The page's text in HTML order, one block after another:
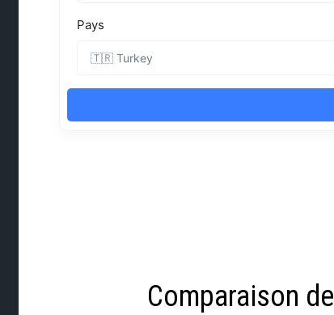
Comparaison